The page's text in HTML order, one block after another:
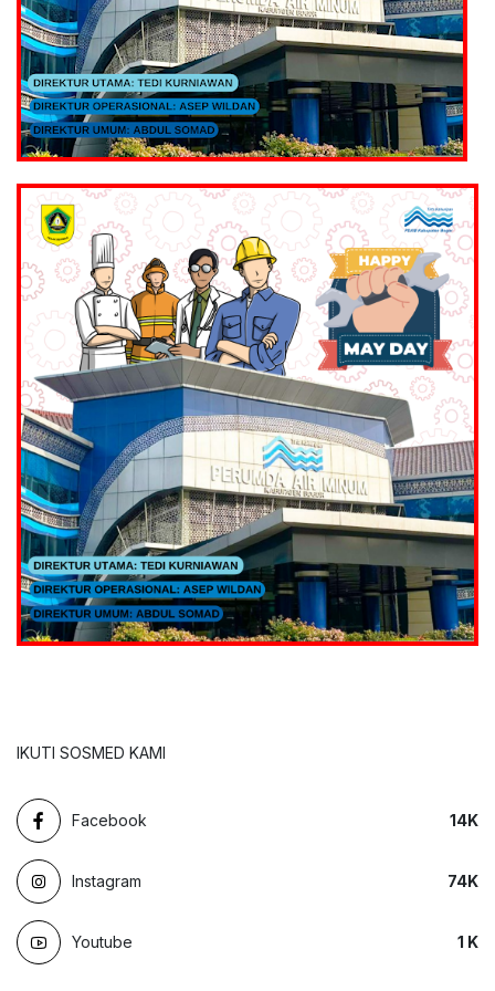
IKUTI SOSMED KAMI
Facebook 14K
Instagram 74K
Youtube 1 K